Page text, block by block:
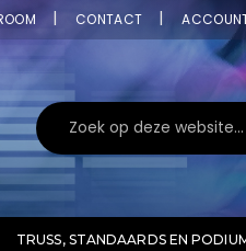
CONTACT
TRUSS, STANDAARDS EN